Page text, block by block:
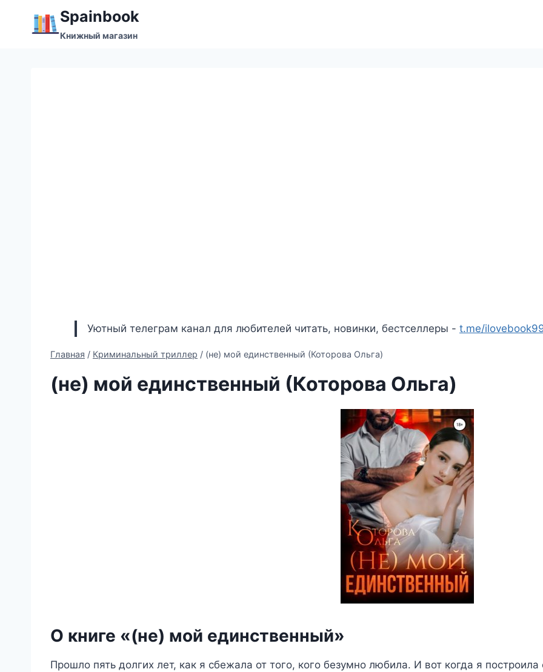
содержимому
Spainbook
Книжный магазин
Уютный телеграм канал для любителей читать, новинки, бестселлеры - t.me/
Главная / Криминальный триллер / (не) мой единственный (Которова Ольга)
(не) мой единственный (Которова Ольга)
О книге «(не) мой единственный»
Прошло пять долгих лет, как я сбежала от того, кого безумно любила. И вот когда я